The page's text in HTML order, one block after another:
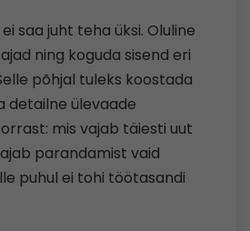
saa juht teha üksi. Oluline
ning koguda sisend eri
põhjal tuleks koostada
detailne ülevaade
mis vajab täiesti uut
parandamist vaid
puhul ei tohi töötasandi